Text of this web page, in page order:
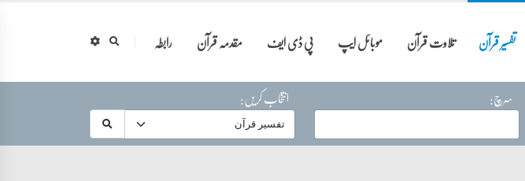
تفسیر قرآن تلاوت قرآن موبائل ایپ پی ڈی ایف مقدمہ قرآن
رابطہ
سرچ: انتخاب کریں: